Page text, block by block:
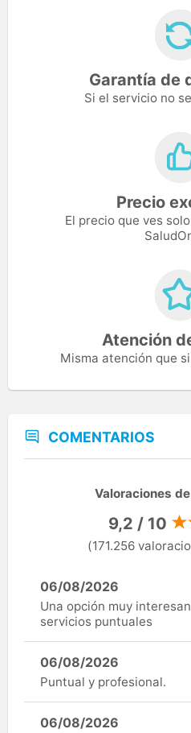
Garantía de
Si el servicio no
Precio
El precio que ves
Atención
Misma atención que
COMENTARIOS
Valoraciones
9,2 / 10
(171.256
06/08/2026
Una opción muy
servicios puntuales
06/08/2026
Puntual y profesional.
06/08/2026